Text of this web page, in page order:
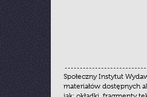
Społeczny Instytut
materiałów dostępnych